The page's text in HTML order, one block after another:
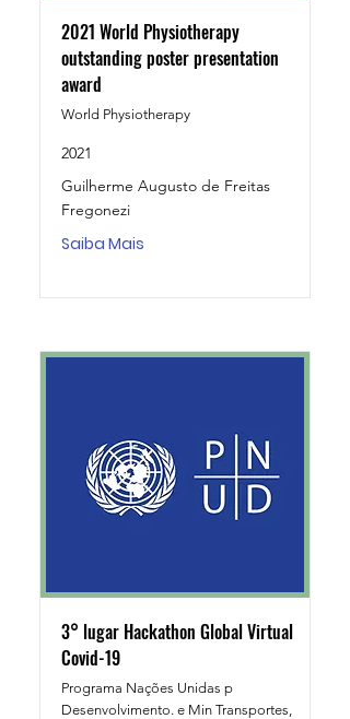
2021 World Physiotherapy
outstanding poster presentation
award
World Physiotherapy
2021
Guilherme Augusto de Freitas
Fregonezi
Saiba Mais
3° lugar Hackathon Global Virtual
Covid-19
Programa Nações Unidas p
Desenvolvimento. e Min Transportes,